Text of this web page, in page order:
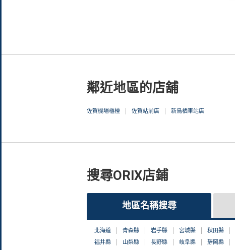
鄰近地區的店舖
佐賀機場櫃檯 佐賀站前店 新鳥栖車站店
搜尋ORIX店鋪
地區名稱搜尋
北海道 青森縣 岩手縣 宮城縣 秋田縣
福井縣
山梨縣 長野縣 岐阜縣 靜岡縣